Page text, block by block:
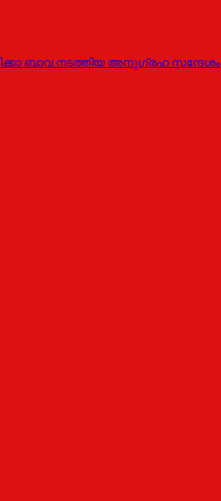
ബാവ നടത്തിയ അനുഗ്രഹ സന്ദേശം